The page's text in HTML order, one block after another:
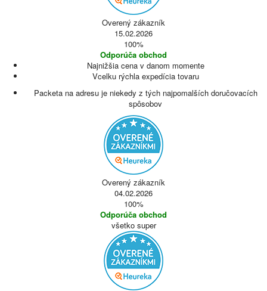
Overený zákazník
15.02.2026
100%
Odporúča obchod
Najnižšia cena v danom momente
Vcelku rýchla expedícia tovaru
Packeta na adresu je niekedy z tých najpomalších doručovacích
spôsobov
Overený zákazník
04.02.2026
100%
Odporúča obchod
všetko super